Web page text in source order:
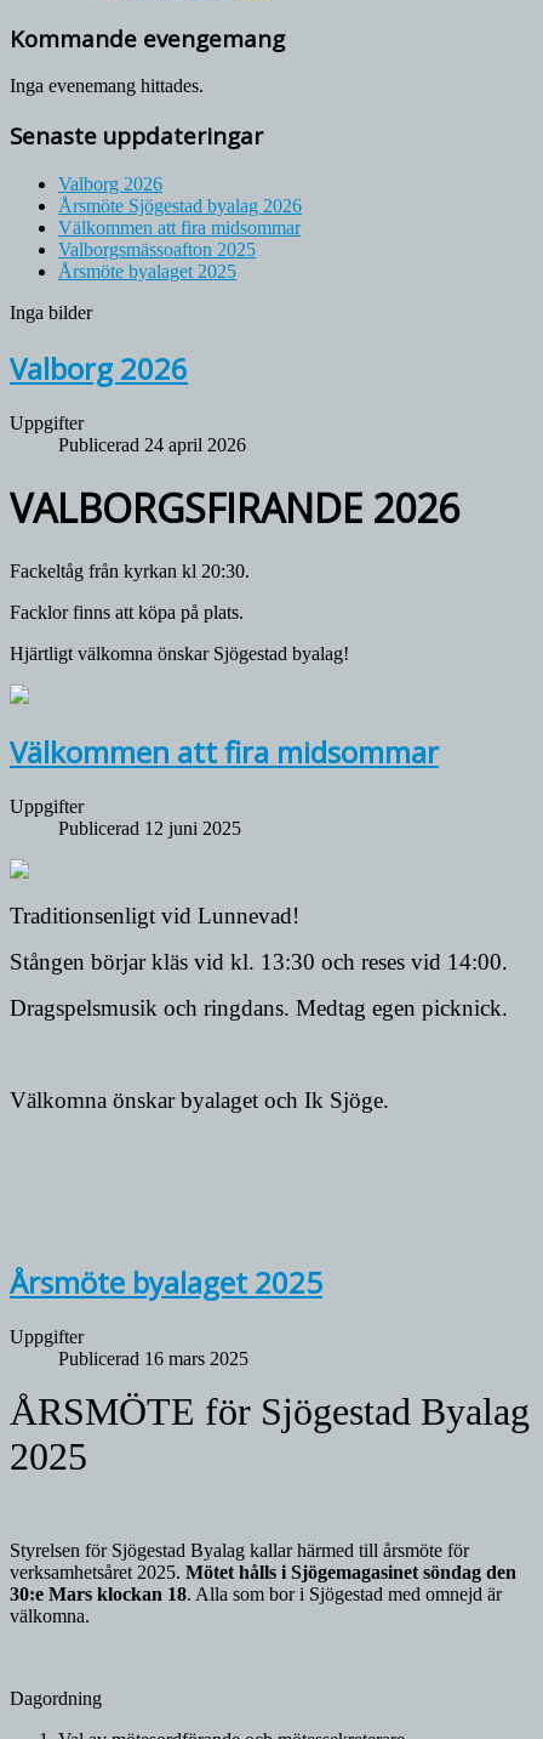
Kommande evengemang
Inga evenemang hittades.
Senaste uppdateringar
Valborg 2026
Årsmöte Sjögestad byalag 2026
Välkommen att fira midsommar
Valborgsmässoafton 2025
Årsmöte byalaget 2025
Inga bilder
Valborg 2026
Uppgifter
Publicerad 24 april 2026
VALBORGSFIRANDE 2026
Fackeltåg från kyrkan kl 20:30.
Facklor finns att köpa på plats.
Hjärtligt välkomna önskar Sjögestad byalag!
Välkommen att fira midsommar
Uppgifter
Publicerad 12 juni 2025
Traditionsenligt vid Lunnevad!
Stången börjar kläs vid kl. 13:30 och reses vid 14:00.
Dragspelsmusik och ringdans. Medtag egen picknick.
Välkomna önskar byalaget och Ik Sjöge.
Årsmöte byalaget 2025
Uppgifter
Publicerad 16 mars 2025
ÅRSMÖTE för Sjögestad Byalag
2025
Styrelsen för Sjögestad Byalag kallar härmed till årsmöte för
verksamhetsåret 2025. Mötet hålls i Sjögemagasinet söndag den
30:e Mars klockan 18. Alla som bor i Sjögestad med omnejd är
välkomna.
Dagordning